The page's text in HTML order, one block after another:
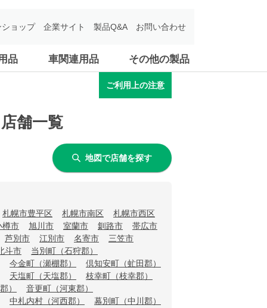
品 車関連用品 その他の製品
ョップ 企業サイト 製品Q&A お問い合わせ
ご利用上の注意
舗一覧
地図で店舗を探す
札幌市豊平区 札幌市南区
札幌市西区
樽市
旭川市 室蘭市 釧路市
帯広市
芦別市
江別市 名寄市
三笠市
斗市
当別町（石狩郡）
今金町（瀬棚郡）
倶知安町（虻田郡）
天塩町（天塩郡）
枝幸町（枝幸郡）
）
音更町（河東郡）
中札内村（河西郡）
幕別町（中川郡）